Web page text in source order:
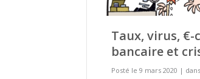
Taux, virus,
bancaire et
Posté le 9 mars 2020 |